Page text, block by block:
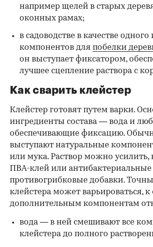
например щелей в старых
оконных рамах;
в садоводстве в качестве одного
компонентов для побелки
он выступает фиксатором,
лучшее сцепление раствора с
Как сварить клейстер
Клейстер готовят путем варки.
ингредиенты состава — вода и
обеспечивающие фиксацию.
выступают натуральные
или мука. Раствор можно усилить,
ПВА-клей или антибактериальные
противогрибковые добавки.
клейстера может варьироваться,
дополнительным компонентам
вода — в ней смешивают все
клейстера до полного